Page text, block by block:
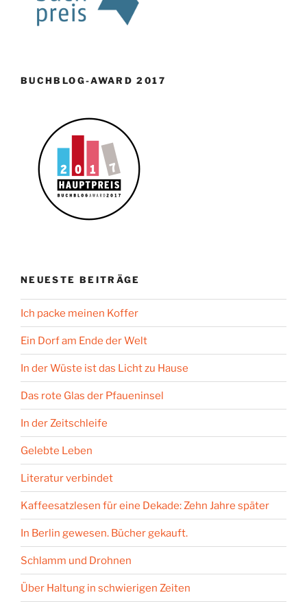
BUCHBLOG-AWARD 2017
NEUESTE BEITRÄGE
Ich packe meinen Koffer
Ein Dorf am Ende der Welt
In der Wüste ist das Licht zu Hause
Das rote Glas der Pfaueninsel
In der Zeitschleife
Gelebte Leben
Literatur verbindet
Kaffeesatzlesen für eine Dekade: Zehn Jahre später
In Berlin gewesen. Bücher gekauft.
Schlamm und Drohnen
Über Haltung in schwierigen Zeiten